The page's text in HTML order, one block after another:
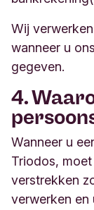
Wij
wanneer u
gegeven.
4.
Wanneer u
Triodos,
verstrekken
verwerken